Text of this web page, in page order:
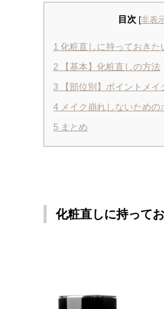
目次 [非表
1 化粧直しに持っておきた
2 【基本】化粧直しの方法
3 【部位別】ポイントメ
4 メイク崩れしないための
5 まとめ
化粧直しに持って